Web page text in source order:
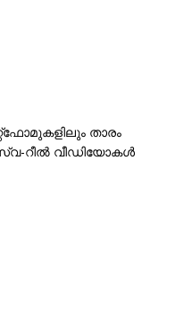
താരം
റീൽ വീഡിയോകൾ